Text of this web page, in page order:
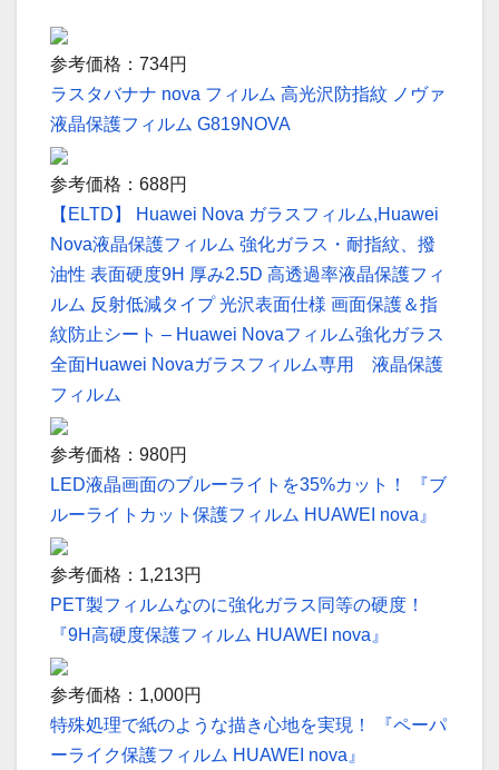
参考価格：734円
ラスタバナナ nova フィルム 高光沢防指紋 ノヴァ
液晶保護フィルム G819NOVA
参考価格：688円
【ELTD】 Huawei Nova ガラスフィルム,Huawei
Nova液晶保護フィルム 強化ガラス・耐指紋、撥
油性 表面硬度9H 厚み2.5D 高透過率液晶保護フィ
ルム 反射低減タイプ 光沢表面仕様 画面保護＆指
紋防止シート – Huawei Novaフィルム強化ガラス
全面Huawei Novaガラスフィルム専用 液晶保護
フィルム
参考価格：980円
LED液晶画面のブルーライトを35%カット！ 『ブ
ルーライトカット保護フィルム HUAWEI nova』
参考価格：1,213円
PET製フィルムなのに強化ガラス同等の硬度！
『9H高硬度保護フィルム HUAWEI nova』
参考価格：1,000円
特殊処理で紙のような描き心地を実現！ 『ペーパ
ーライク保護フィルム HUAWEI nova』